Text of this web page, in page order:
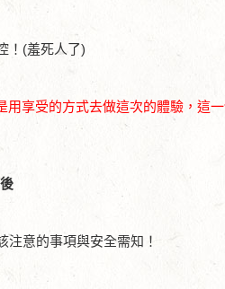
！(羞死人了)
享受的方式去做這次的體驗，這
後
意的事項與安全需知！